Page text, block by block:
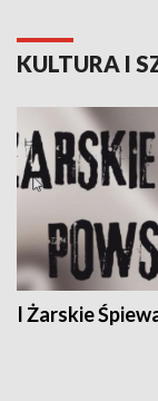
KULTURA I
I Żarskie